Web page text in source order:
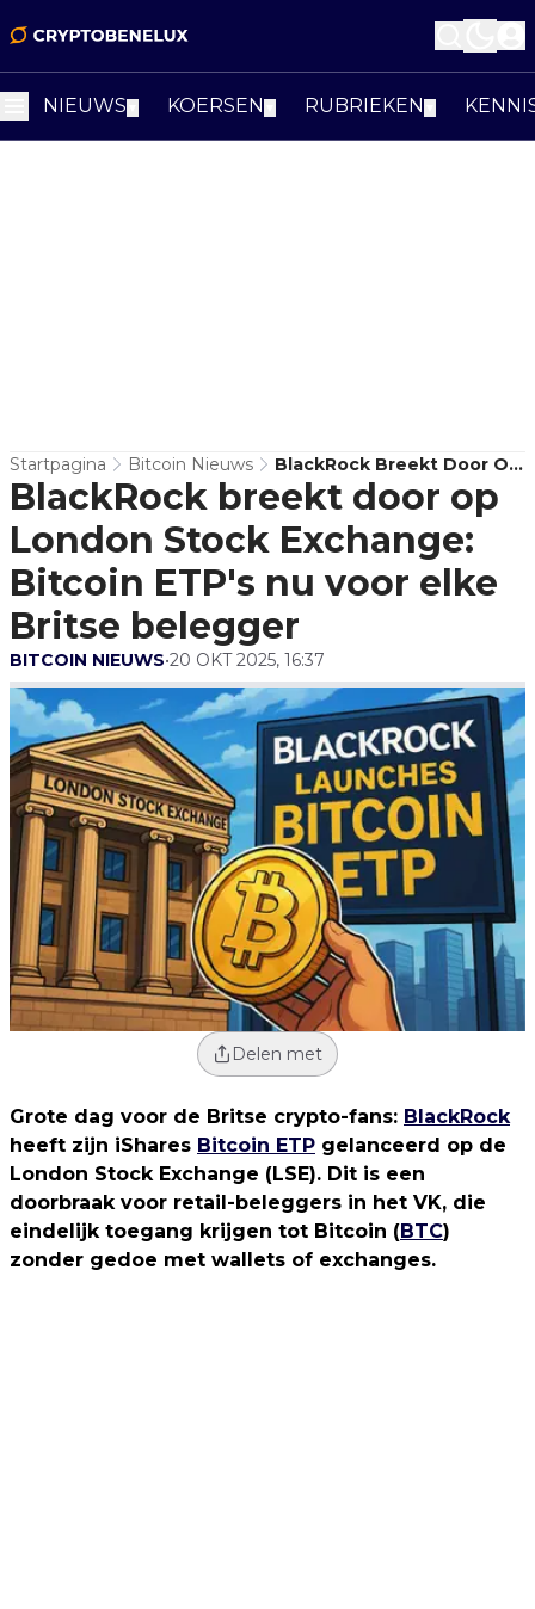
NIEUWS KOERSEN RUBRIEKEN
Startpagina Bitcoin Nieuws
BlackRock Breekt Door Op
London Stock Exchange:
Bitcoin ETP's Nu Voor Elke
Britse Belegger
BlackRock breekt door op
London Stock Exchange:
Bitcoin ETP's nu voor elke
Britse belegger
BITCOIN NIEUWS•20 OKT 2025, 16:37
Delen met
Grote dag voor de Britse crypto-fans: BlackRock
heeft zijn iShares Bitcoin ETP gelanceerd op de
London Stock Exchange (LSE). Dit is een
doorbraak voor retail-beleggers in het VK, die
eindelijk toegang krijgen tot Bitcoin (BTC)
zonder gedoe met wallets of exchanges.